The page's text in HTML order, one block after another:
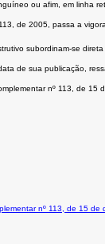
ou afim, em linha
de 2005, passa a
subordinam-se
de sua publicação,
nº 113, de 15
nº 113, de 15 de